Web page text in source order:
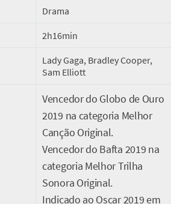
Drama
2h16min
Lady Gaga, Bradley Cooper,
Sam Elliott
Vencedor do Globo de Ouro
2019 na categoria Melhor
Canção Original.
Vencedor do Bafta 2019 na
categoria Melhor Trilha
Sonora Original.
Indicado ao Oscar 2019 em